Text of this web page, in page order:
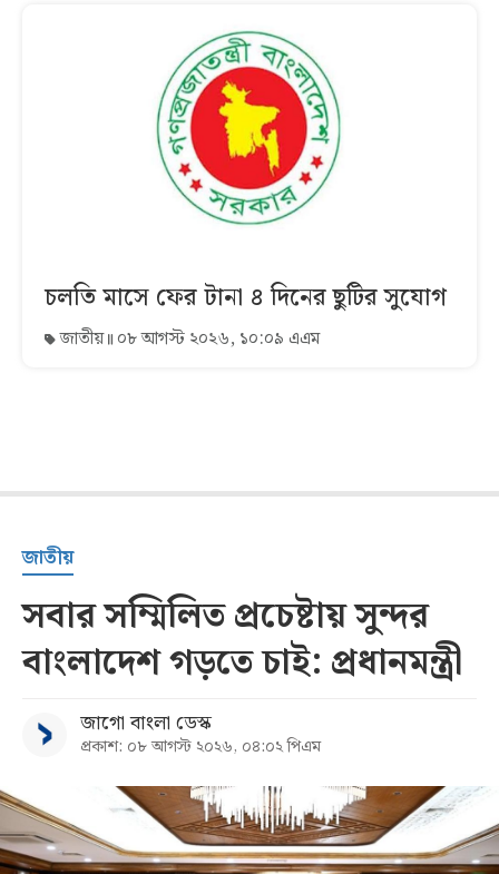
চলতি মাসে ফের টানা ৪ দিনের ছুটির সুযোগ
জাতীয় ০৮ আগস্ট ২০২৬, ১০:০৯ এএম
জাতীয়
সবার সম্মিলিত প্রচেষ্টায় সুন্দর
বাংলাদেশ গড়তে চাই: প্রধানমন্ত্রী
জাগো বাংলা ডেস্ক
প্রকাশ: ০৮ আগস্ট ২০২৬, ০৪:০২ পিএম